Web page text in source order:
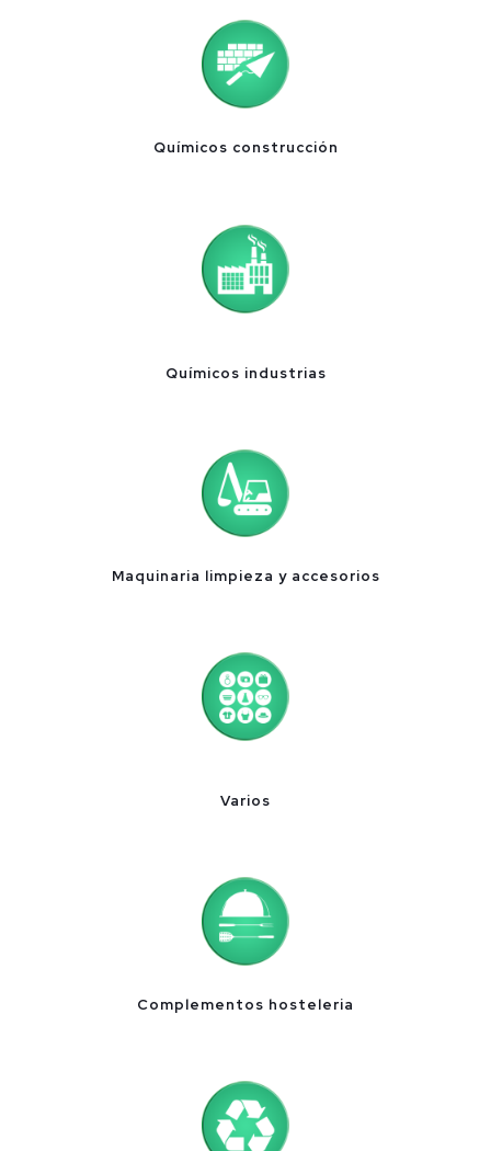
Químicos construcción
Químicos industrias
Maquinaria limpieza y accesorios
Varios
Complementos hosteleria